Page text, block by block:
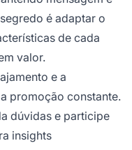
é adaptar o
de cada
valor.
e a
promoção constante.
dúvidas e participe
insights